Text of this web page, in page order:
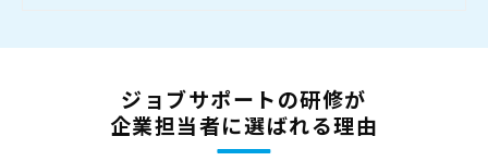
ジョブサポートの研修が
企業担当者に選ばれる理由